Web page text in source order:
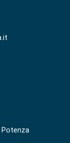
Potenza